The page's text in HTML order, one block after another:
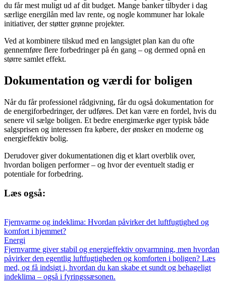
du får mest muligt ud af dit budget. Mange banker tilbyder i dag
særlige energilån med lav rente, og nogle kommuner har lokale
initiativer, der støtter grønne projekter.
Ved at kombinere tilskud med en langsigtet plan kan du ofte
gennemføre flere forbedringer på én gang – og dermed opnå en
større samlet effekt.
Dokumentation og værdi for boligen
Når du får professionel rådgivning, får du også dokumentation for
de energiforbedringer, der udføres. Det kan være en fordel, hvis du
senere vil sælge boligen. Et bedre energimærke øger typisk både
salgsprisen og interessen fra købere, der ønsker en moderne og
energieffektiv bolig.
Derudover giver dokumentationen dig et klart overblik over,
hvordan boligen performer – og hvor der eventuelt stadig er
potentiale for forbedring.
Læs også:
Fjernvarme og indeklima: Hvordan påvirker det luftfugtighed og
komfort i hjemmet?
Energi
Fjernvarme giver stabil og energieffektiv opvarmning, men hvordan
påvirker den egentlig luftfugtigheden og komforten i boligen? Læs
med, og få indsigt i, hvordan du kan skabe et sundt og behageligt
indeklima – også i fyringssæsonen.